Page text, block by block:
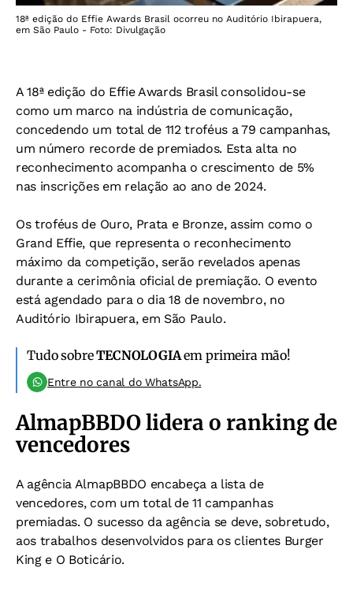
18ª edição do Effie Awards Brasil ocorreu no Auditório Ibirapuera,
em São Paulo - Foto: Divulgação
A 18ª edição do Effie Awards Brasil consolidou-se
como um marco na indústria de comunicação,
concedendo um total de 112 troféus a 79 campanhas,
um número recorde de premiados. Esta alta no
reconhecimento acompanha o crescimento de 5%
nas inscrições em relação ao ano de 2024.
Os troféus de Ouro, Prata e Bronze, assim como o
Grand Effie, que representa o reconhecimento
máximo da competição, serão revelados apenas
durante a cerimônia oficial de premiação. O evento
está agendado para o dia 18 de novembro, no
Auditório Ibirapuera, em São Paulo.
Tudo sobreTECNOLOGIAem primeira mão!
Entre no canal do WhatsApp.
AlmapBBDO lidera o ranking de
vencedores
A agência AlmapBBDO encabeça a lista de
vencedores, com um total de 11 campanhas
premiadas. O sucesso da agência se deve, sobretudo,
aos trabalhos desenvolvidos para os clientes Burger
King e O Boticário.